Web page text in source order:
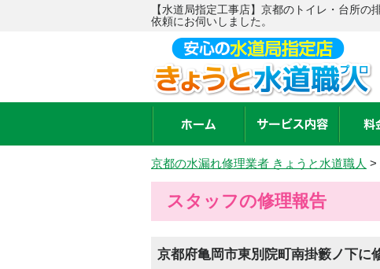
【水道局指定工事店】京都のトイレ・台所
依頼にお伺いしました。
京都の水漏れ修理業者 きょうと水道職人 >
スタッフの修理報告
京都府亀岡市東別院町南掛籔ノ下に